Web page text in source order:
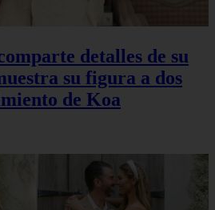
detalles de su
su figura a dos
de Koa